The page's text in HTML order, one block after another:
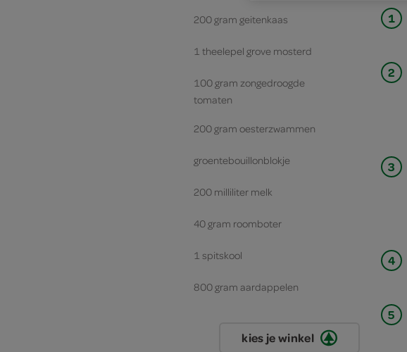
200 gram geitenkaas
1 theelepel grove mosterd
100 gram zongedroogde
tomaten
200 gram oesterzwammen
groentebouillonblokje
200 milliliter melk
40 gram roomboter
1 spitskool
800 gram aardappelen
kies je winkel
1
2
3
4
5